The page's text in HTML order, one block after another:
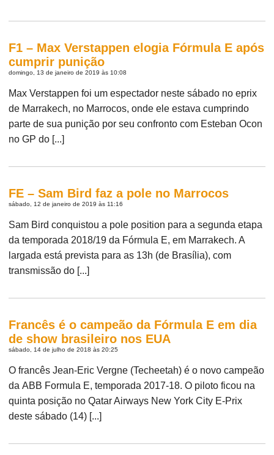
F1 – Max Verstappen elogia Fórmula E após
cumprir punição
domingo, 13 de janeiro de 2019 às 10:08
Max Verstappen foi um espectador neste sábado no eprix
de Marrakech, no Marrocos, onde ele estava cumprindo
parte de sua punição por seu confronto com Esteban Ocon
no GP do [...]
FE – Sam Bird faz a pole no Marrocos
sábado, 12 de janeiro de 2019 às 11:16
Sam Bird conquistou a pole position para a segunda etapa
da temporada 2018/19 da Fórmula E, em Marrakech. A
largada está prevista para as 13h (de Brasília), com
transmissão do [...]
Francês é o campeão da Fórmula E em dia
de show brasileiro nos EUA
sábado, 14 de julho de 2018 às 20:25
O francês Jean-Eric Vergne (Techeetah) é o novo campeão
da ABB Formula E, temporada 2017-18. O piloto ficou na
quinta posição no Qatar Airways New York City E-Prix
deste sábado (14) [...]